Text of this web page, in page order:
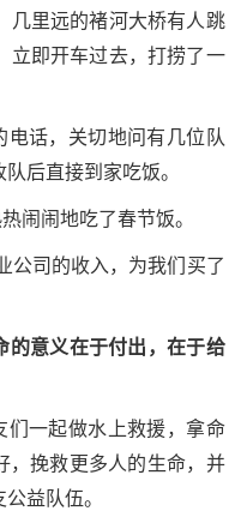
几里远的褚河大桥有人跳
立即开车过去，打捞了一
话，关切地问有几位队
后直接到家吃饭。
闹闹地吃了春节饭。
公司的收入，为我们买了
的意义在于付出，在于给
们一起做水上救援，拿命
，挽救更多人的生命，并
益队伍。